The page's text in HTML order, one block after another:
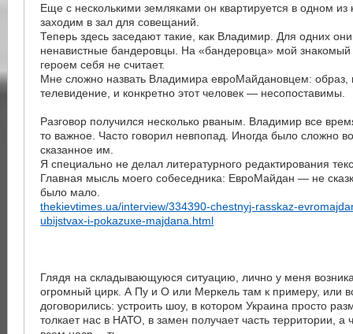
Еще с несколькими земляками он квартируется в одном
заходим в зал для совещаний.
Теперь здесь заседают такие, как Владимир. Для одних
ненавистные бандеровцы. На «бандеровца» мой
героем себя не считает.
Мне сложно назвать Владимира евроМайдановцем: образ,
телевидение, и конкретно этот человек — несопоставимы.
Разговор получился несколько рваным. Владимир все
то важное. Часто говорил невпопад. Иногда было сложно
сказанное им.
Я специально не делал литературного редактирования
Главная мысль моего собеседника: ЕвроМайдан — не
было мало.
thekievtimes.ua/interview/334390-chestnyj-rasskaz-
ubijstvax-i-pokazuxe-majdana.html
Глядя на складывающуюся ситуацию, лично у меня
огромный цирк. А Пу и О или Меркель там к примеру, или
договорились: устроить шоу, в котором Украина просто
толкает нас в НАТО, в замен получает часть территории, а